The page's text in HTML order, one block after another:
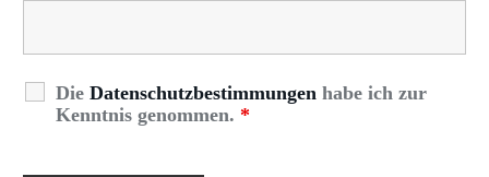
Die Datenschutzbestimmungen habe ich zur
Kenntnis genommen. *